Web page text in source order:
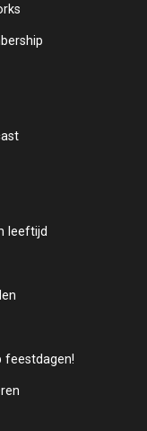
leeftijd
feestdagen!